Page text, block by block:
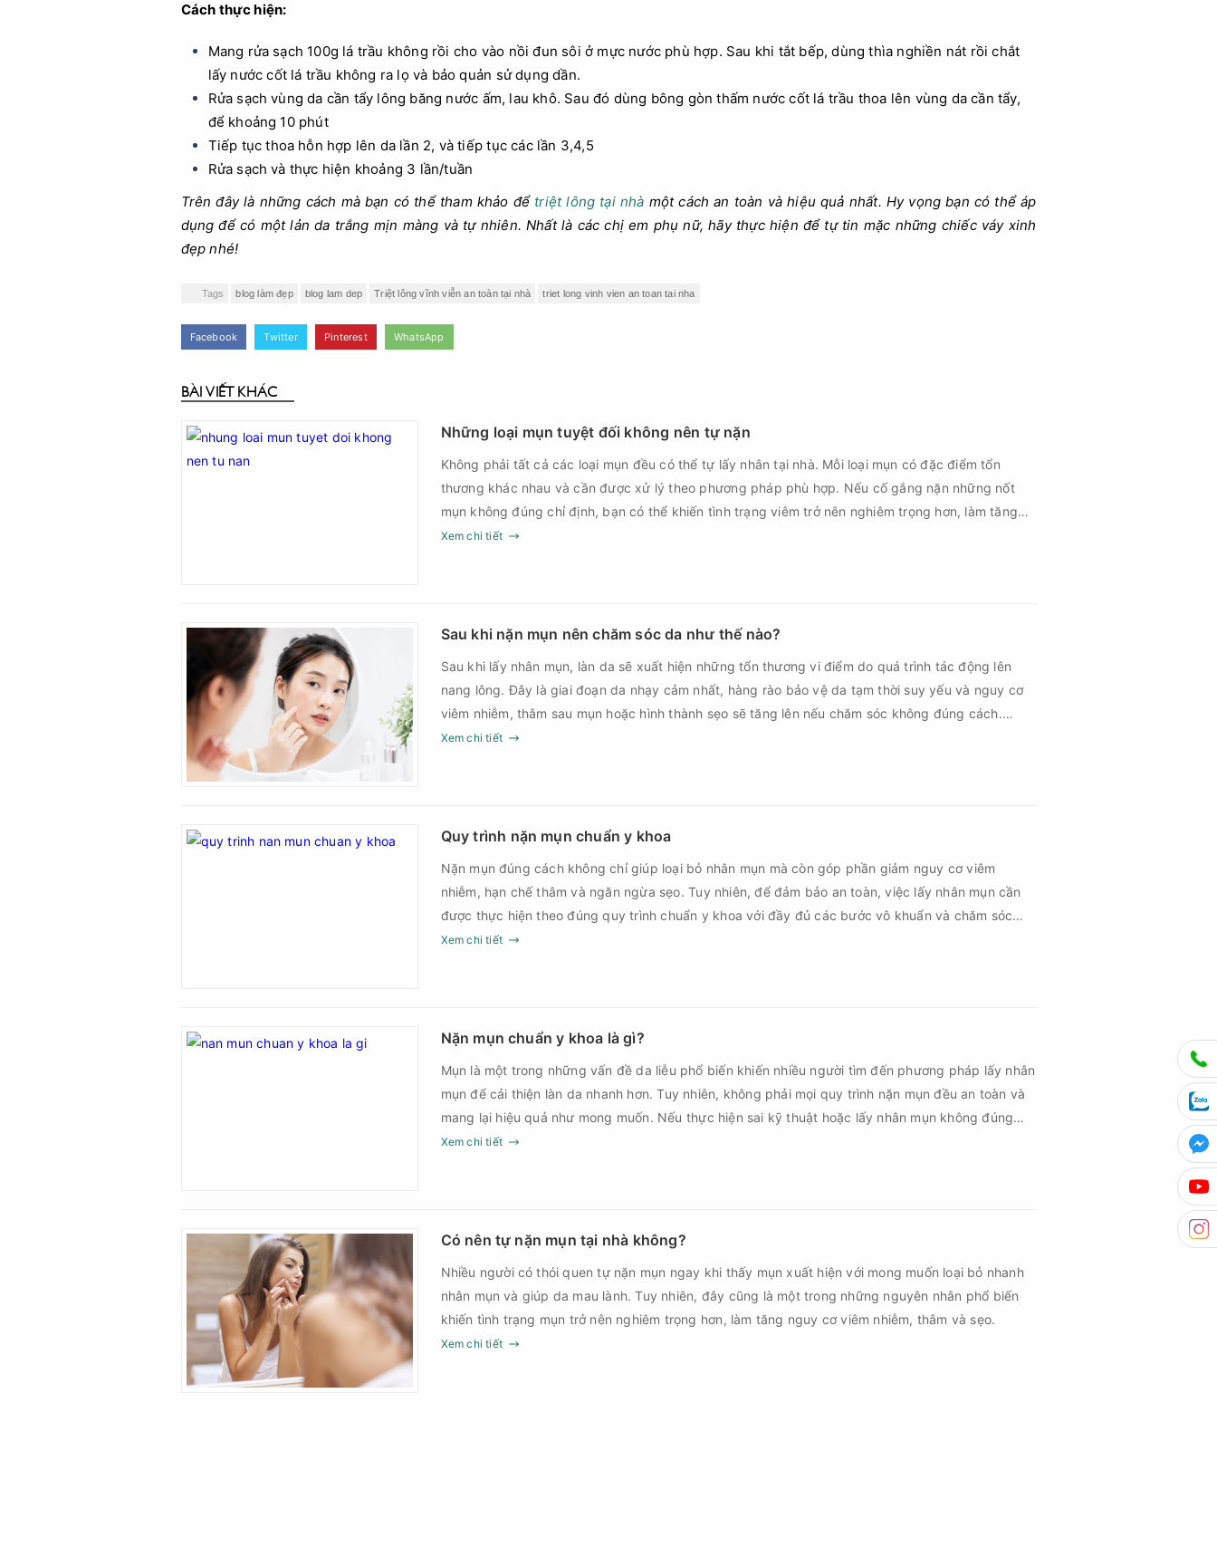
Cách thực hiện:
Mang rửa sạch 100g lá trầu không rồi cho vào nồi đun sôi ở mực nước phù hợp. Sau khi tắt bếp, dùng thìa nghiền nát rồi chắt
lấy nước cốt lá trầu không ra lọ và bảo quản sử dụng dần.
Rửa sạch vùng da cần tẩy lông băng nước ấm, lau khô. Sau đó dùng bông gòn thấm nước cốt lá trầu thoa lên vùng da cần tẩy,
để khoảng 10 phút
Tiếp tục thoa hỗn hợp lên da lần 2, và tiếp tục các lần 3,4,5
Rửa sạch và thực hiện khoảng 3 lần/tuần
Trên đây là những cách mà bạn có thể tham khảo để triệt lông tại nhà một cách an toàn và hiệu quả nhất. Hy vọng bạn có thể áp
dụng để có một lản da trắng mịn màng và tự nhiên. Nhất là các chị em phụ nữ, hãy thực hiện để tự tin mặc những chiếc váy xinh
đẹp nhé!
Tags blog làm đẹp blog lam dep Triệt lông vĩnh viễn an toàn tại nhà triet long vinh vien an toan tai nha
Facebook Twitter Pinterest WhatsApp
BÀI VIẾT KHÁC
Những loại mụn tuyệt đối không nên tự nặn
Không phải tất cả các loại mụn đều có thể tự lấy nhân tại nhà. Mỗi loại mụn có đặc điểm tổn
thương khác nhau và cần được xử lý theo phương pháp phù hợp. Nếu cố gắng nặn những nốt
mụn không đúng chỉ định, bạn có thể khiến tình trạng viêm trở nên nghiêm trọng hơn, làm tăng
nguy cơ nhiễm trùng, để lại thâm hoặc sẹo khó phục hồi.
Xem chi tiết
Sau khi nặn mụn nên chăm sóc da như thế nào?
Sau khi lấy nhân mụn, làn da sẽ xuất hiện những tổn thương vi điểm do quá trình tác động lên
nang lông. Đây là giai đoạn da nhạy cảm nhất, hàng rào bảo vệ da tạm thời suy yếu và nguy cơ
viêm nhiễm, thâm sau mụn hoặc hình thành sẹo sẽ tăng lên nếu chăm sóc không đúng cách.
Chính vì vậy, việc chăm sóc da sau nặn mụn không chỉ giúp vùng da hồi phục nhanh hơn mà còn
Xem chi tiết
Quy trình nặn mụn chuẩn y khoa
Nặn mụn đúng cách không chỉ giúp loại bỏ nhân mụn mà còn góp phần giảm nguy cơ viêm
nhiễm, hạn chế thâm và ngăn ngừa sẹo. Tuy nhiên, để đảm bảo an toàn, việc lấy nhân mụn cần
được thực hiện theo đúng quy trình chuẩn y khoa với đầy đủ các bước vô khuẩn và chăm sóc
sau điều trị.
Xem chi tiết
Nặn mụn chuẩn y khoa là gì?
Mụn là một trong những vấn đề da liễu phổ biến khiến nhiều người tìm đến phương pháp lấy nhân
mụn để cải thiện làn da nhanh hơn. Tuy nhiên, không phải mọi quy trình nặn mụn đều an toàn và
mang lại hiệu quả như mong muốn. Nếu thực hiện sai kỹ thuật hoặc lấy nhân mụn không đúng
thời điểm, làn da có thể đối mặt với nguy cơ viêm nhiễm, thâm sau mụn và thậm chí là sẹo rỗ. Vậy
Xem chi tiết
Có nên tự nặn mụn tại nhà không?
Nhiều người có thói quen tự nặn mụn ngay khi thấy mụn xuất hiện với mong muốn loại bỏ nhanh
nhân mụn và giúp da mau lành. Tuy nhiên, đây cũng là một trong những nguyên nhân phổ biến
khiến tình trạng mụn trở nên nghiêm trọng hơn, làm tăng nguy cơ viêm nhiễm, thâm và sẹo.
Xem chi tiết